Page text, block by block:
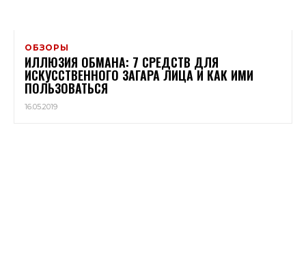
ОБЗОРЫ
ИЛЛЮЗИЯ ОБМАНА: 7 СРЕДСТВ ДЛЯ
ИСКУССТВЕННОГО ЗАГАРА ЛИЦА И КАК ИМИ
ПОЛЬЗОВАТЬСЯ
16.05.2019